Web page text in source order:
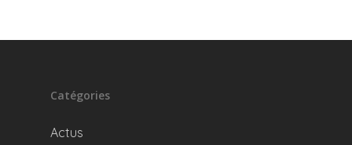
Catégories
Actus